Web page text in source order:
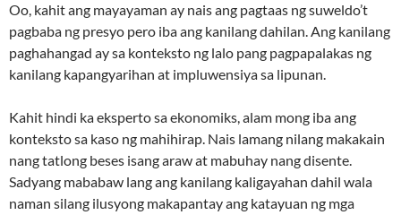
Oo, kahit ang mayayaman ay nais ang pagtaas ng suweldo’t
pagbaba ng presyo pero iba ang kanilang dahilan. Ang kanilang
paghahangad ay sa konteksto ng lalo pang pagpapalakas ng
kanilang kapangyarihan at impluwensiya sa lipunan.
Kahit hindi ka eksperto sa ekonomiks, alam mong iba ang
konteksto sa kaso ng mahihirap. Nais lamang nilang makakain
nang tatlong beses isang araw at mabuhay nang disente.
Sadyang mababaw lang ang kanilang kaligayahan dahil wala
naman silang ilusyong makapantay ang katayuan ng mga